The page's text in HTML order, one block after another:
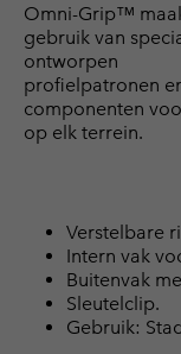
Omni-Grip™
gebruik van
ontworpen
profielpatronen
componenten
op elk terrein.
Verstelbare
Intern vak
Buitenvak
Sleutelclip.
Gebruik: